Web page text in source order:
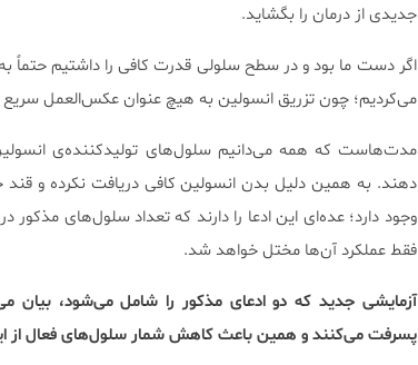
جدیدی از درمان را بگشاید.
اگر دست ما بود و در سطح سلولی قدرت کافی را داشتیم
می‌کردیم؛ چون تزریق انسولین به هیچ عنوان عکس‌العمل سریع
دهند. به همین دلیل بدن انسولین کافی دریافت نکرده و
فقط عملکرد آن‌ها مختل خواهد شد.
آزمایشی جدید که دو ادعای مذکور را شامل می‌شود، بیان
پسرفت می‌کنند و همین باعث کاهش شمار سلول‌های فعال از